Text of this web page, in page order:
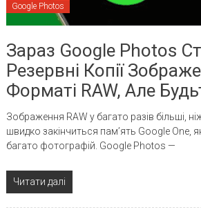
Google Photos
Зараз Google Photos
Резервні Копії
Форматі RAW, Але
Зображення RAW у багато разів більші,
швидко закінчиться пам’ять Google One,
багато фотографій. Google Photos —
Читати далі